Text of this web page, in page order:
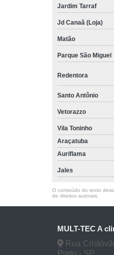
Jardim Tarraf
Jd Canaã (Loja)
Matão
Parque São Miguel
Redentora
Santo Antônio
Vetorazzo
Vila Toninho
Araçatuba
Auriflama
Jales
O conteúdo do texto
de direitos autorais
MULT-TEC A
Rua
Preto - SP